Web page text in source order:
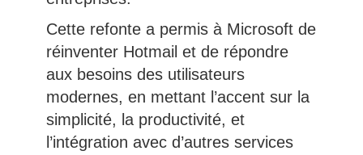
Cette refonte a permis à Microsoft de
réinventer Hotmail et de répondre
aux besoins des utilisateurs
modernes, en mettant l’accent sur la
simplicité, la productivité, et
l’intégration avec d’autres services